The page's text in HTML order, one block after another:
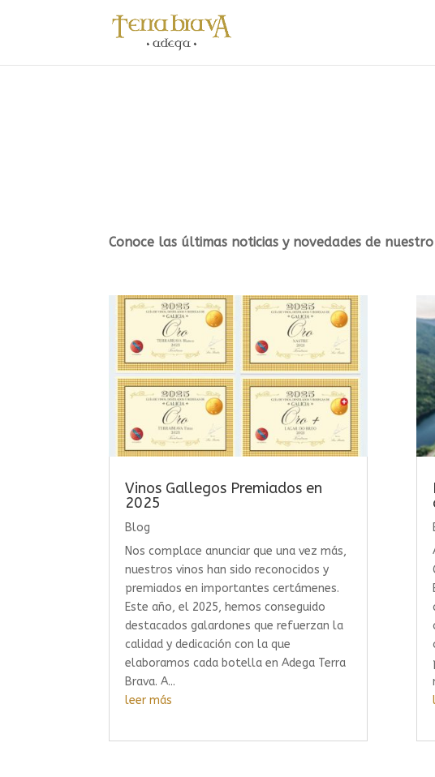
Conoce las últimas noticias y novedades de
Vinos Gallegos Premiados en
2025
Blog
Nos complace anunciar que una vez más,
nuestros vinos han sido reconocidos y
premiados en importantes certámenes.
Este año, el 2025, hemos conseguido
destacados galardones que refuerzan la
calidad y dedicación con la que
elaboramos cada botella en Adega Terra
Brava. A...
leer más